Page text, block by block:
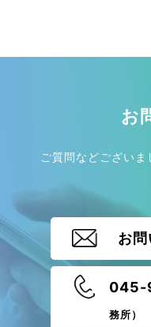
お
ご質問などござい
お
045-
務所）